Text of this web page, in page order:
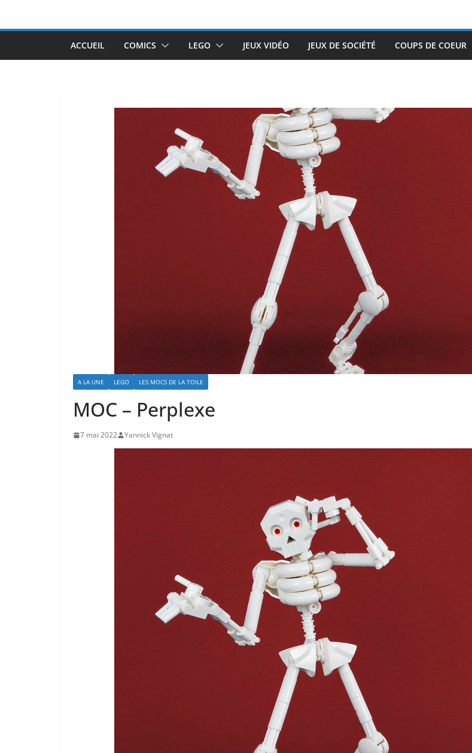
ACCUEIL COMICS LEGO JEUX VIDÉO JEUX DE SOCIÉTÉ COUPS DE COEUR
A LA UNE LEGO LES MOCS DE LA TOILE
MOC – Perplexe
7 mai 2022 Yannick Vignat